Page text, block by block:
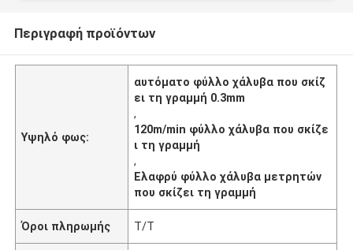
Περιγραφή προϊόντων
Υψηλό φως:
αυτόματο φύλλο χάλυβα που σκίζ
ει τη γραμμή 0.3mm
,
120m/min φύλλο χάλυβα που σκίζε
ι τη γραμμή
,
Ελαφρύ φύλλο χάλυβα μετρητών
που σκίζει τη γραμμή
Όροι πληρωμής T/T